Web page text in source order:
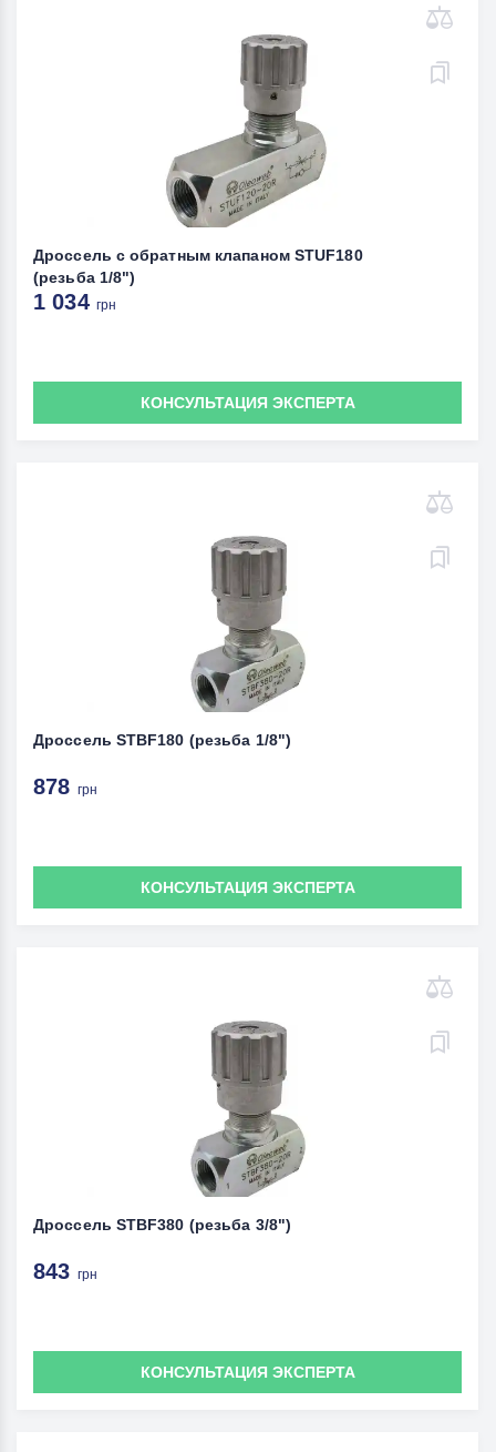
Дроссель с обратным клапаном STUF180
(резьба 1/8")
1 034 грн
КОНСУЛЬТАЦИЯ ЭКСПЕРТА
Дроссель STBF180 (резьба 1/8")
878 грн
КОНСУЛЬТАЦИЯ ЭКСПЕРТА
Дроссель STBF380 (резьба 3/8")
843 грн
КОНСУЛЬТАЦИЯ ЭКСПЕРТА